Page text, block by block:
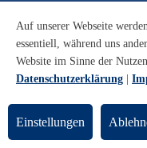
TnL
Auf unserer Webseite
essentiell, während uns
Website im Sinne der
Datenschutzerklärung
Einstellungen